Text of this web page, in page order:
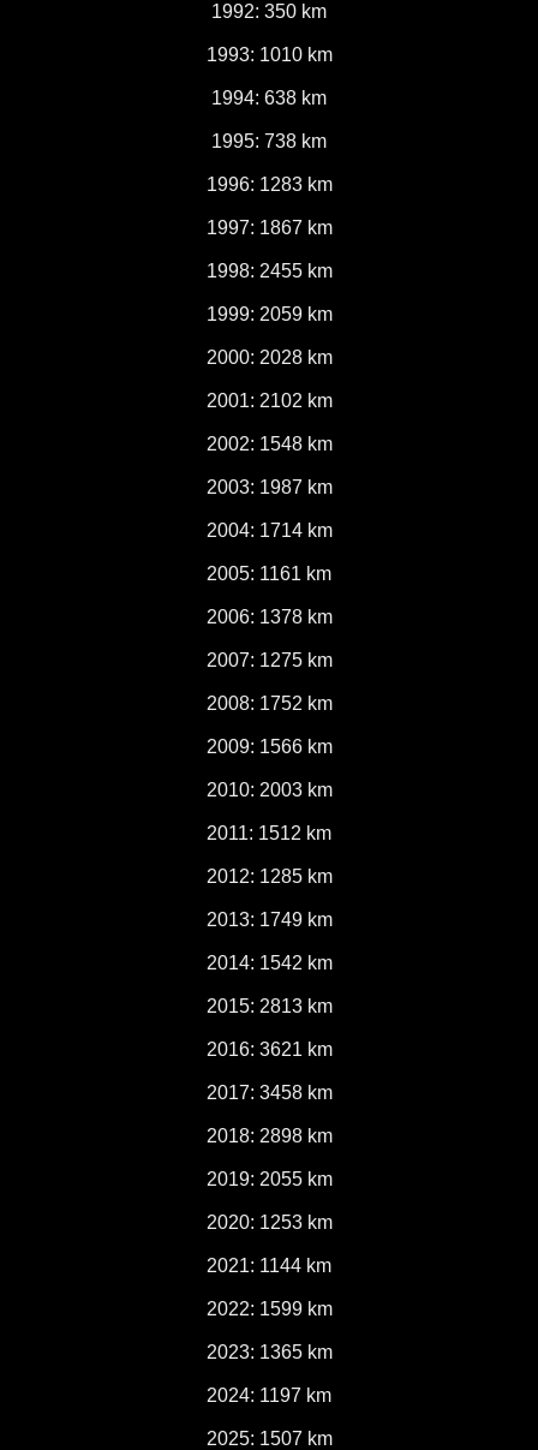
1992: 350 km
1993: 1010 km
1994: 638 km
1995: 738 km
1996: 1283 km
1997: 1867 km
1998: 2455 km
1999: 2059 km
2000: 2028 km
2001: 2102 km
2002: 1548 km
2003: 1987 km
2004: 1714 km
2005: 1161 km
2006: 1378 km
2007: 1275 km
2008: 1752 km
2009: 1566 km
2010: 2003 km
2011: 1512 km
2012: 1285 km
2013: 1749 km
2014: 1542 km
2015: 2813 km
2016: 3621 km
2017: 3458 km
2018: 2898 km
2019: 2055 km
2020: 1253 km
2021: 1144 km
2022: 1599 km
2023: 1365 km
2024: 1197 km
2025: 1507 km